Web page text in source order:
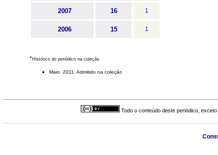
2007 16 1
2006 15 1
*Histórico do periódico na coleção
Maio 2011: Admitido na coleção
Todo o conteúdo deste periódico,